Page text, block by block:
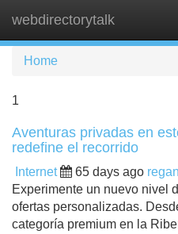
webdirectorytalk
Home
1
Aventuras privadas en
redefine el recorrido
Internet 65 days ago
Experimente un nuevo nivel
ofertas personalizadas.
categoría premium en la